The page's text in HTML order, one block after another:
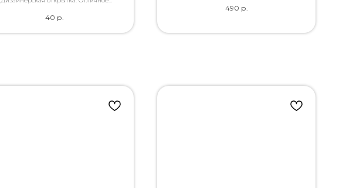
Вы так хотели сказать.
40 р.
490 р.